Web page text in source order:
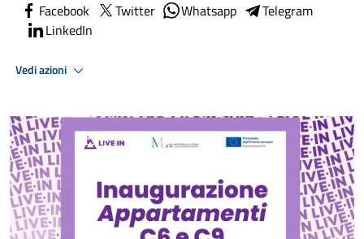
Facebook Twitter Whatsapp
Telegram
LinkedIn
Vedi azioni